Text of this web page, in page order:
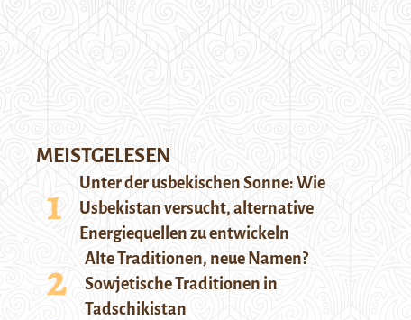
MEISTGELESEN
Unter der usbekischen Sonne: Wie
Usbekistan versucht, alternative
Energiequellen zu entwickeln
Alte Traditionen, neue Namen?
Sowjetische Traditionen in
Tadschikistan